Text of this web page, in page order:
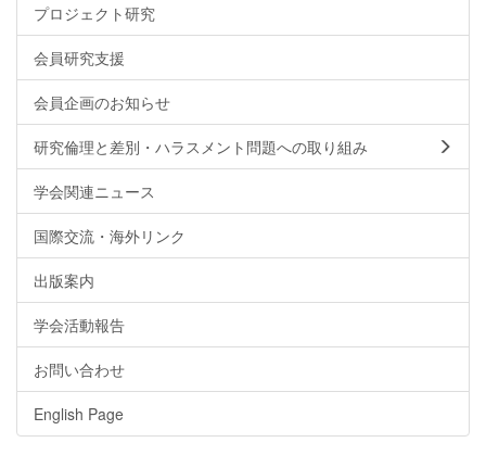
プロジェクト研究
会員研究支援
会員企画のお知らせ
研究倫理と差別・ハラスメント問題への取り組み
学会関連ニュース
国際交流・海外リンク
出版案内
学会活動報告
お問い合わせ
English Page